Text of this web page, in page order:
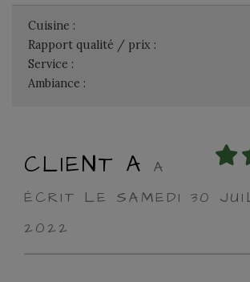
Cuisine :
Rapport qualité / prix :
Service :
Ambiance :
CLIENT A
A
ÉCRIT LE SAMEDI 30
2022